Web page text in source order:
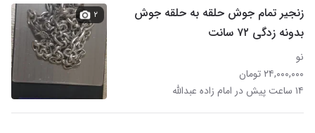
زنجیر تمام جوش حلقه به حلقه جوش
بدونه زدگی ۷۲ سانت
نو
۲۴,۰۰۰,۰۰۰ تومان
۱۴ ساعت پیش در امام زاده عبدالله
۲